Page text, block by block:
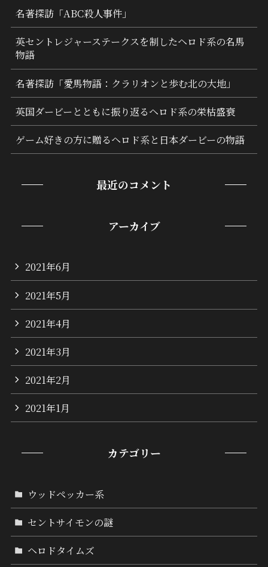
名著探訪「ABC殺人事件」
英セントレジャーステークスを制したヘロド系の名馬
物語
名著探訪「愛馬物語：クラリオンと歩む北の大地」
英国ダービーとともに振り返るヘロド系の栄枯盛衰
ゲーム好きの方に贈るヘロド系と日本ダービーの物語
最近のコメント
アーカイブ
2021年6月
2021年5月
2021年4月
2021年3月
2021年2月
2021年1月
カテゴリー
ウッドペッカー系
セントサイモンの謎
ヘロドタイムズ